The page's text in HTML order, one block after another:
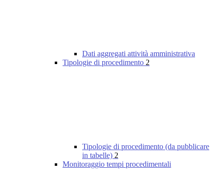
Dati aggregati attività amministrativa
Tipologie di procedimento 2
Tipologie di procedimento (da pubblicare
in tabelle) 2
Monitoraggio tempi procedimentali